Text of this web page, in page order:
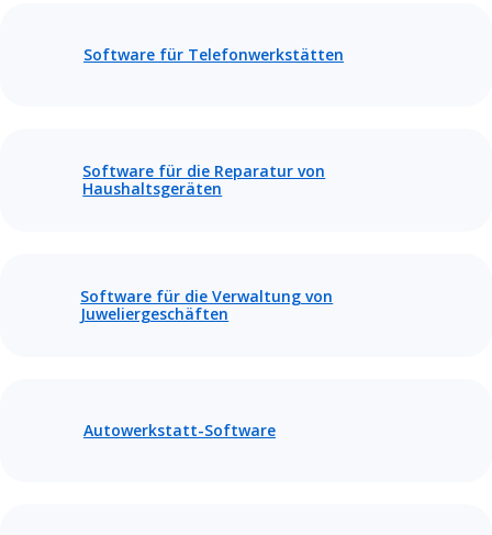
Software für Telefonwerkstätten
Software für die Reparatur von
Haushaltsgeräten
Software für die Verwaltung von
Juweliergeschäften
Autowerkstatt-Software